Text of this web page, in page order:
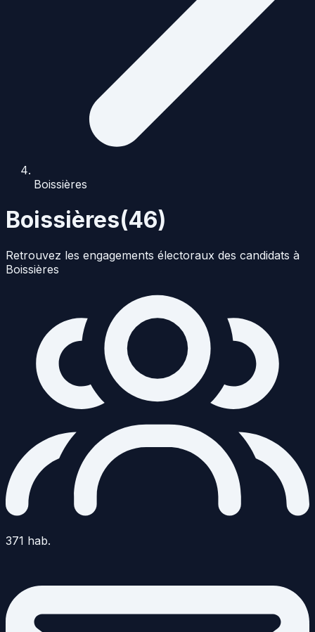
Boissières
Boissières(46)
Retrouvez les engagements électoraux des candidats à
Boissières
371 hab.